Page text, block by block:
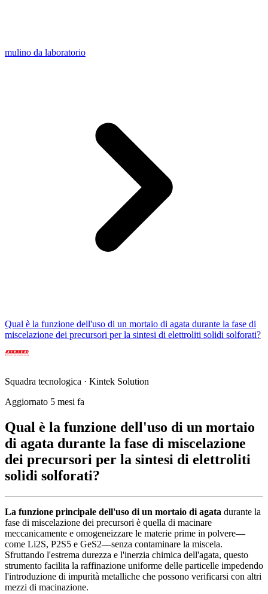
mulino da laboratorio
Qual è la funzione dell'uso di un mortaio di agata durante la fase di
miscelazione dei precursori per la sintesi di elettroliti solidi solforati?
Squadra tecnologica · Kintek Solution
Aggiornato 5 mesi fa
Qual è la funzione dell'uso di un mortaio
di agata durante la fase di miscelazione
dei precursori per la sintesi di elettroliti
solidi solforati?
La funzione principale dell'uso di un mortaio di agata durante la
fase di miscelazione dei precursori è quella di macinare
meccanicamente e omogeneizzare le materie prime in polvere—
come Li2S, P2S5 e GeS2—senza contaminare la miscela.
Sfruttando l'estrema durezza e l'inerzia chimica dell'agata, questo
strumento facilita la raffinazione uniforme delle particelle impedendo
l'introduzione di impurità metalliche che possono verificarsi con altri
mezzi di macinazione.